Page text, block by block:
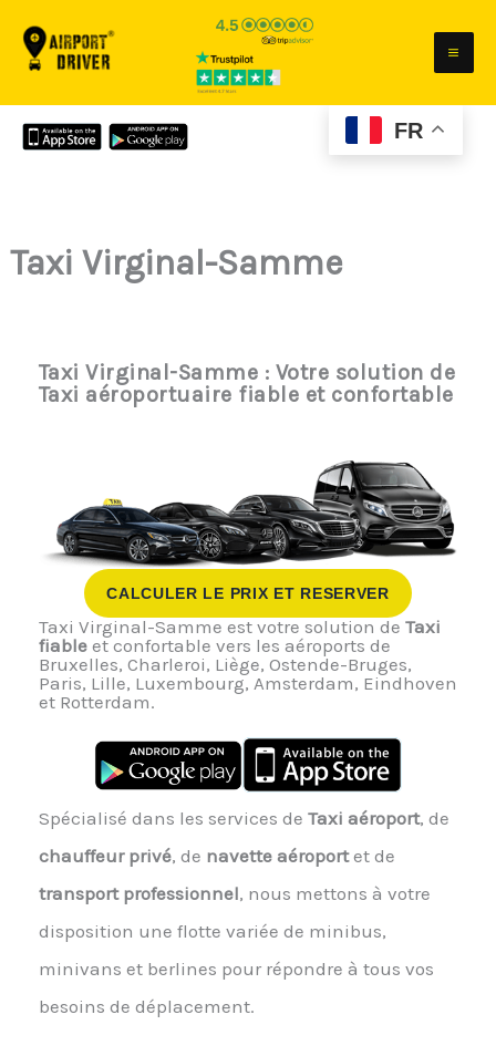
FR
Taxi Virginal-Samme
Taxi Virginal-Samme : Votre solution de
Taxi aéroportuaire fiable et confortable
CALCULER LE PRIX ET RESERVER
Taxi Virginal-Samme est votre solution de Taxi
fiableet confortable vers les aéroports de
Bruxelles, Charleroi, Liège, Ostende-Bruges,
Paris, Lille, Luxembourg, Amsterdam, Eindhoven
et Rotterdam.
Spécialisé dans les services de Taxi aéroport, de
chauffeur privé, de navette aéroportet de
transport professionnel, nous mettons à votre
disposition une flotte variée de minibus,
minivans et berlines pour répondre à tous vos
besoins de déplacement.